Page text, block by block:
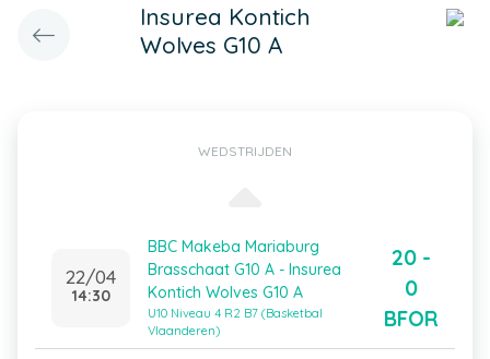
Insurea Kontich
Wolves G10 A
WEDSTRIJDEN
22/04
14:30
BBC Makeba Mariaburg
Brasschaat G10 A - Insurea
Kontich Wolves G10 A
U10 Niveau 4 R2 B7 (Basketbal
Vlaanderen)
20 -
0
BFOR